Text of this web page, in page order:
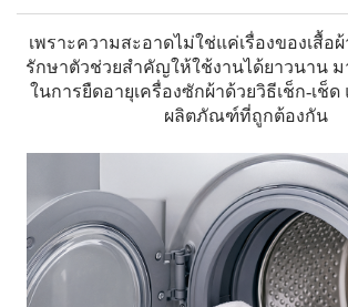
เพราะความสะอาดไม่ใช่แค่เรื่องของเสื้อ
รักษาตัวช่วยสำคัญให้ใช้งานได้ยาวนาน ม
ในการยืดอายุเครื่องซักผ้าด้วยวิธีเช็ก-เช็ด
ผลิตภัณฑ์ที่ถูกต้องกัน